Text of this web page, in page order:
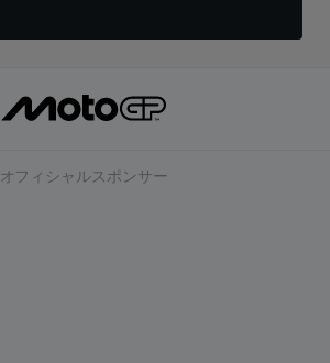
オフィシャルスポンサー